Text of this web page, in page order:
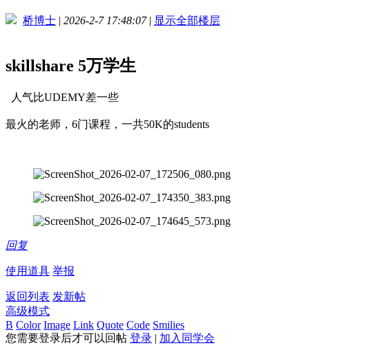
桥博士 | 2026-2-7 17:48:07 | 显示全部楼层
skillshare 5万学生
人气比UDEMY差一些
最火的老师，6门课程，一共50K的students
回复
使用道具 举报
返回列表 发新帖
高级模式
B Color Image Link Quote Code Smilies
您需要登录后才可以回帖 登录 | 加入同学会